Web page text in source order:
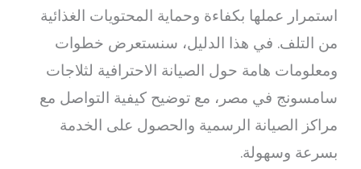
استمرار عملها بكفاءة وحماية المحتويات الغذائية
من التلف. في هذا الدليل، سنستعرض خطوات
ومعلومات هامة حول الصيانة الاحترافية لثلاجات
سامسونج في مصر، مع توضيح كيفية التواصل مع
مراكز الصيانة الرسمية والحصول على الخدمة
بسرعة وسهولة.